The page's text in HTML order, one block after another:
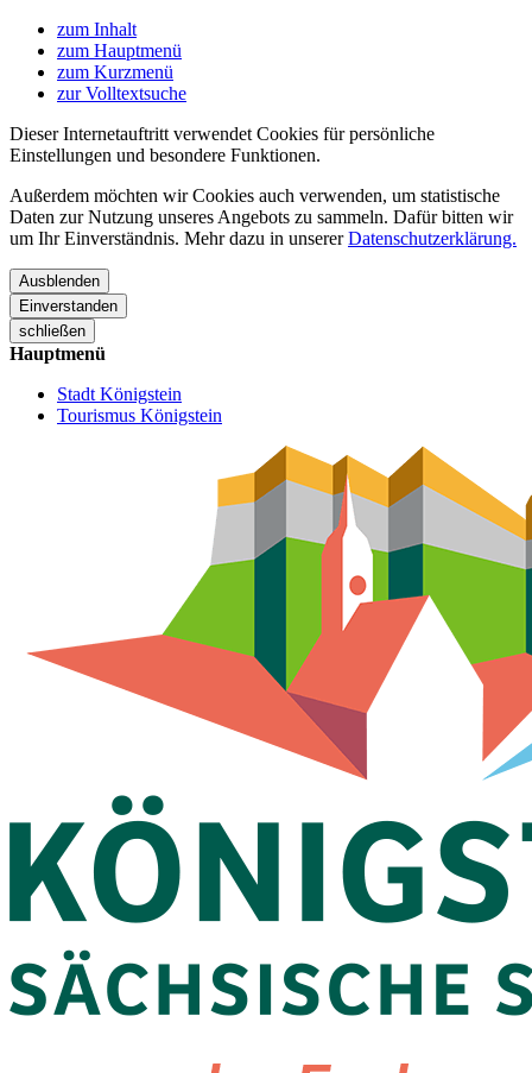
zum Inhalt
zum Hauptmenü
zum Kurzmenü
zur Volltextsuche
Dieser Internetauftritt verwendet Cookies für persönliche
Einstellungen und besondere Funktionen.
Außerdem möchten wir Cookies auch verwenden, um statistische
Daten zur Nutzung unseres Angebots zu sammeln. Dafür bitten wir
um Ihr Einverständnis. Mehr dazu in unsererDatenschutzerklärung.
Ausblenden
Einverstanden
schließen
Hauptmenü
Stadt Königstein
Tourismus Königstein